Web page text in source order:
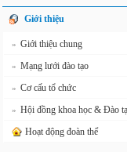
Giới thiệu
» Giới thiệu chung
» Mạng lưới đào tạo
» Cơ cấu tổ chức
» Hội đồng khoa học & Đào
Hoạt động đoàn thể